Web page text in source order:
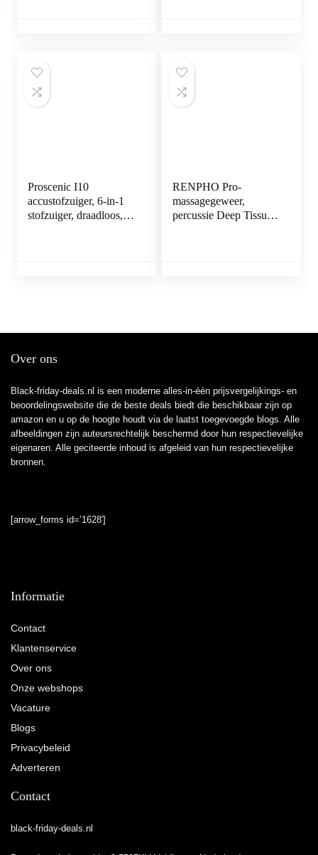
Proscenic I10
accustofzuiger, 6-in-1
stofzuiger, draadloos,
RENPHO Pro-
massagegeweer,
percussie Deep Tissue
Over ons
Black-friday-deals.nl is een moderne alles-in-één prijsvergelijkings- en
beoordelingswebsite die de beste deals biedt die beschikbaar zijn op
amazon en u op de hoogte houdt via de laatst toegevoegde blogs. Alle
afbeeldingen zijn auteursrechtelijk beschermd door hun respectievelijke
eigenaren. Alle geciteerde inhoud is afgeleid van hun respectievelijke
bronnen.
[arrow_forms id=’1628′]
Informatie
Contact
Klantenservice
Over ons
Onze webshops
Vacature
Blogs
Privacybeleid
Adverteren
Contact
black-friday-deals.nl